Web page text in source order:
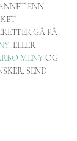
ENN
GÅ PÅ
, ELLER
MENY OG
SEND